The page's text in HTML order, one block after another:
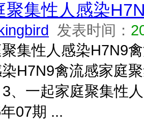
聚集性人感染
发表时间：
集性人感染H7N9
H7N9禽流感家庭
、一起家庭聚集性
07期 ...